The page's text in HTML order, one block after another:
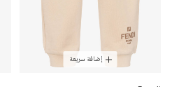
إضافة سريعة